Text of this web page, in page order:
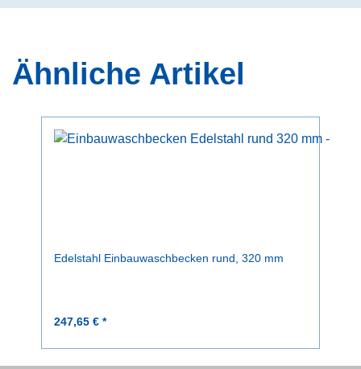
Ähnliche Artikel
Edelstahl Einbauwaschbecken rund, 320 mm
247,65 € *